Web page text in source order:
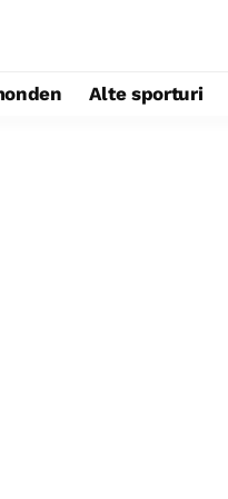
Alte sporturi